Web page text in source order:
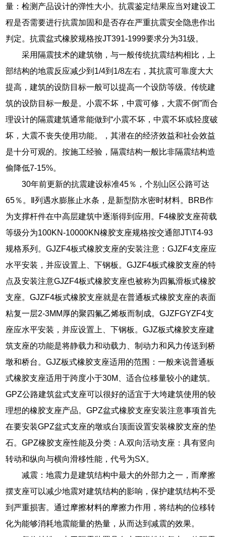
量：检测产品设计的弹性大小。抗震鉴定结果应当对建设工
程是否需要进行抗震加固和是否存在严重抗震安全隐患作出
判定。抗震盆式橡胶规格按JT391-1999要求分为31级。
采用隔震技术的建筑物，与一般传统抗震结构相比，上
部结构的地震反应减少到1/4到1/8左右，其抗震可靠度大大
提高，建筑的设防目标一般可以提高一个设防等级。传统建
筑的设防目标一般是。小震不坏，中震可修，大震不倒”而合
理设计的隔震建筑通常能做到“小震不坏，中震不坏或轻度破
坏，大震不丧失使用功能。，其潜在的经济效益和社会效益
是十分可观的。按施工经验，隔震结构一般比非隔震结构造
偷降低7-15%。
30年前更新的抗震建设标准45％，个别山区公路可达
65％。Ⅱ列遇水膨胀止水条，是新型防水密时材料。BRB作
为支撑杆件在中高层建筑中逐渐得到应用。F4橡胶支座荷载
等级分为100KN-10000KN橡胶支座规格按交通部JT\T4-93
规格系列。GJZF4板式橡胶支座的安装注意：GJZF4支座应
水平安装，并应设置上、下钢板。GJZF4板式橡胶支座的特
点及安装注意GJZF4板式橡胶支座也被称为四氟滑板式橡胶
支座。GJZF4板式橡胶支座就是在普通板式橡胶支座的表面
粘复一层2-3MM厚的聚四氟乙烯板而制成。GJZFGYZF4支
座应水平安装，并应设置上、下钢板。GJZ板式橡胶支座建
筑支座的功能是将静载力和动载力、制动力和风力传送到桥
墩和桥台。GJZ板式橡胶支座适用的范围：一般来说普通板
式橡胶支座适用于跨度小于30M、适合位移量较小的建筑。
GPZ公路建筑盆式支座可以很好的适宜于大垮建筑使用的较
理想的橡胶支座产品。GPZ盆式橡胶支座安装注意事项首先
在要安装GPZ盆式支座的墩或台顶面设置安装橡胶支座的垫
石。GPZ橡胶支座性能及分类：A.双向活动支座：具有竖向
转动和纵向与横向滑移性能，代号为SX。
减震：地震力是建筑结构中最大的外部力之一，而摩擦
摆支座可以减少地震对建筑结构的影响，保护建筑结构不受
到严重损害。通过摩擦材料的摩擦力作用，将结构的位移转
化为能够消耗地震能量的热量，从而达到减震的效果。